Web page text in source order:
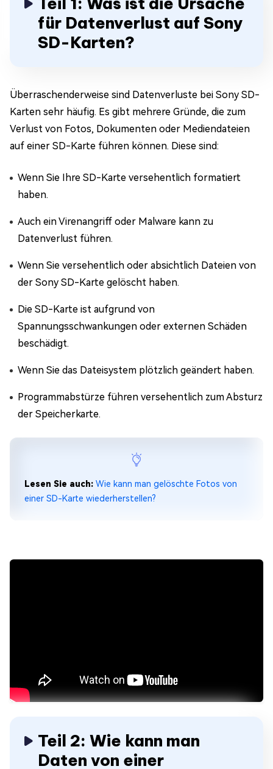
für Datenverlust auf Sony
SD-Karten?
Überraschenderweise sind Datenverluste bei Sony SD-
Karten sehr häufig. Es gibt mehrere Gründe, die zum
Verlust von Fotos, Dokumenten oder Mediendateien
auf einer SD-Karte führen können. Diese sind:
Wenn Sie Ihre SD-Karte versehentlich formatiert
haben.
Auch ein Virenangriff oder Malware kann zu
Datenverlust führen.
Wenn Sie versehentlich oder absichtlich Dateien von
der Sony SD-Karte gelöscht haben.
Die SD-Karte ist aufgrund von
Spannungsschwankungen oder externen Schäden
beschädigt.
Wenn Sie das Dateisystem plötzlich geändert haben.
Programmabstürze führen versehentlich zum Absturz
der Speicherkarte.
Lesen Sie auch: Wie kann man gelöschte Fotos von
einer SD-Karte wiederherstellen?
Teil 2: Wie kann man
Daten von einer